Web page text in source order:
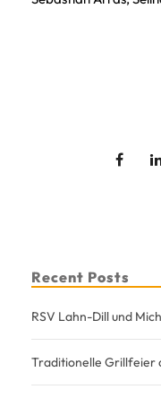
Recent Posts
RSV Lahn-Dill und
Traditionelle Grillfeier